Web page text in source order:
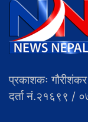
प्रकाशकः
दर्ता नं.२१६९९ /